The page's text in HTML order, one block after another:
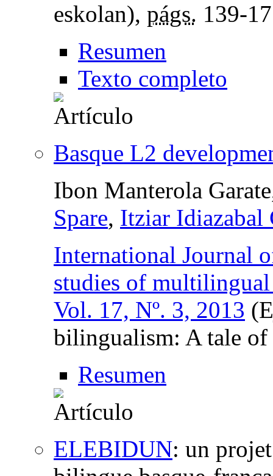
eskolan), págs. 139-
Resumen
Texto completo
Basque L2
Ibon Manterola
Spare, Itziar Idiazabal
International Journal
studies of
Vol. 17, Nº. 3, 2013
bilingualism: A tale
Resumen
ELEBIDUN: un